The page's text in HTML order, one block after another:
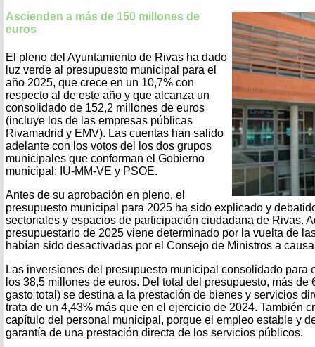
Ascienden a más de 150 millones de
euros
El pleno del Ayuntamiento de Rivas ha dado
luz verde al presupuesto municipal para el
año 2025, que crece en un 10,7% con
respecto al de este año y que alcanza un
consolidado de 152,2 millones de euros
(incluye los de las empresas públicas
Rivamadrid y EMV). Las cuentas han salido
adelante con los votos del los dos grupos
municipales que conforman el Gobierno
municipal: IU-MM-VE y PSOE.
Antes de su aprobación en pleno, el
presupuesto municipal para 2025 ha sido explicado y
sectoriales y espacios de participación ciudadana de Rivas.
presupuestario de 2025 viene determinado por la vuelta de
habían sido desactivadas por el Consejo de Ministros a
Las inversiones del presupuesto municipal consolidado para
los 38,5 millones de euros. Del total del presupuesto, más de
gasto total) se destina a la prestación de bienes y servicios
trata de un 4,43% más que en el ejercicio de 2024. También
capítulo del personal municipal, porque el empleo estable y
garantía de una prestación directa de los servicios públicos.